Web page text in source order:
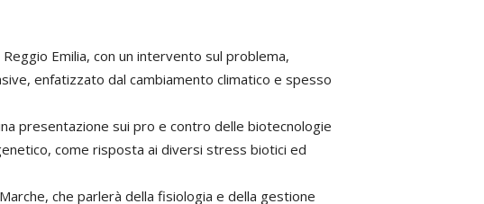
Emilia, con un intervento sul problema,
enfatizzato dal cambiamento climatico e spesso
presentazione sui pro e contro delle biotecnologie
come risposta ai diversi stress biotici ed
che parlerà della fisiologia e della gestione